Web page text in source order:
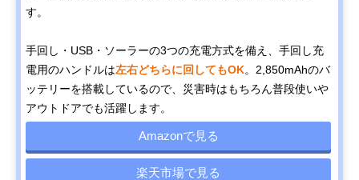
す。
手回し・USB・ソーラーの3つの充電方式を備え、手回し充
電用のハンドルは左右どちらに回してもOK。2,850mAhのバ
ッテリーを搭載しているので、災害時はもちろん普段使いや
アウトドアでも活躍します。
Amazonで見る
楽天市場で見る